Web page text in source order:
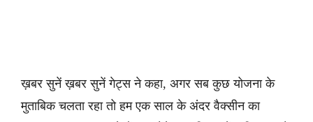
ख़बर सुनें ख़बर सुनें गेट्स ने कहा, अगर सब कुछ योजना के
मुताबिक चलता रहा तो हम एक साल के अंदर वैक्सीन का